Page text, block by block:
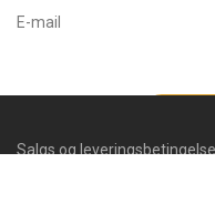
E-mail
Salgs og